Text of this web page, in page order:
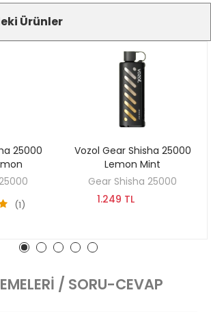
Ürünler
25000
(1)
SEPETE EKLE
Vozol Gear Shisha 25000
Lemon Mint
Gear Shisha 25000
1.249 TL
/ SORU-CEVAP